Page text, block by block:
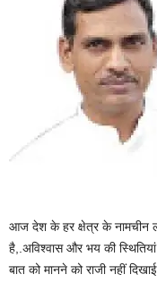
आज देश के हर क्षेत्र के नामचीन
है,.अविश्वास और भय की
बात को मानने को राजी नहीं